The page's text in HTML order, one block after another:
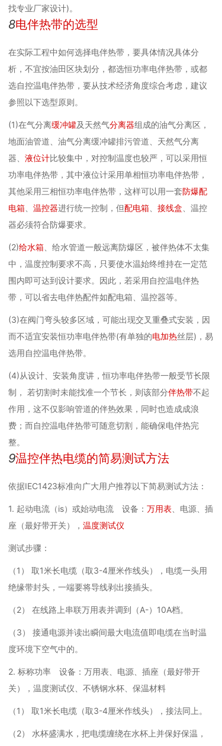
找专业厂家设计)。
8电伴热带的选型
在实际工程中如何选择电伴热带，要具体情况具体分
析，不宜按油田区块划分，都选恒功率电伴热带，或都
选自控温电伴热带，要从技术经济角度综合考虑，建议
参照以下选型原则。
(1)在气分离缓冲罐及天然气分离器组成的油气分离区，
地面油管道、油气分离缓冲罐排污管道、天然气分离
器、 液位计比较集中，对控制温度也较严，可以采用恒
功率电伴热带，其中液位计采用单相恒功率电伴热带，
其他采用三相恒功率电伴热带，这样可以用一套防爆配
电箱
温控器进行统一控制，但配电箱 接线盒 、温控
器必须符合防爆要求。
(2)给水箱 、给水管道一般远离防爆区，被伴热体不太集
中，温度控制要求不高，只要使水温始终维持在一定范
围内即可达到设计要求。因此，若采用自控温电伴热
带，可以省去电伴热配件如配电箱、温控器等。
(3)在阀门弯头较多区域，可能出现交叉重叠式安装，因
而不适宜安装恒功率电伴热带(有单独的电加热丝层)，易
选用自控温电伴热带。
(4)从设计、安装角度讲，恒功率电伴热带一般受节长限
制， 若切割时未能找准一个节长，则该部分伴热带不起
作用，这不仅影响管道的伴热效果，同时也造成成浪
费；而自控温电伴热带可随意切割，能确保电伴热完
整。
9温控伴热电缆的简易测试方法
依据IEC1423标准向广大用户推荐以下简易测试方法：
1. 起动电流（is）或始动电流 设备： 万用表 、电源、插
座（最好带开关）， 温度测试仪
测试步骤：
（1） 取1米长电缆（取3-4厘米作线头），电缆一头用
绝缘带封头，一端要将导线剥出接插头。
（2） 在线路上串联万用表并调到（A-）10A档。
（3） 接通电源并读出瞬间最大电流值即电缆在当时温
度环境下空气中的。
2. 标称功率 设备：万用表、电源、插座（最好带开
关），温度测试仪、不锈钢水杯、保温材料
（1） 取1米长电缆（取3-4厘米作线头），接法同上。
（2） 水杯盛满水，把电缆缠绕在水杯上并保好保温，